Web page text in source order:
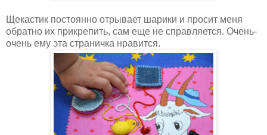
Щекастик постоянно отрывает шарики и просит меня
обратно их прикрепить, сам еще не справляется. Очень-
очень ему эта страничка нравится.